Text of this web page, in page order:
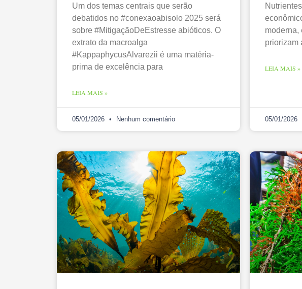
Um dos temas centrais que serão
debatidos no #conexaoabisolo 2025 será
sobre #MitigaçãoDeEstresse abióticos. O
extrato da macroalga
#KappaphycusAlvarezii é uma matéria-
prima de excelência para
LEIA MAIS »
05/01/2026 Nenhum comentário
moderna,
priorizam
LEIA MAIS »
05/01/2026